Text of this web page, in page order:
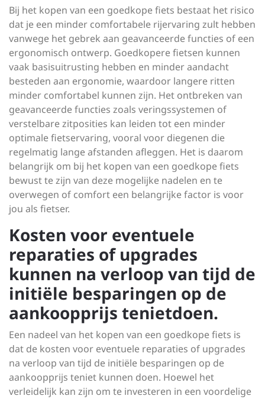
Bij het kopen van een goedkope fiets bestaat het risico
dat je een minder comfortabele rijervaring zult hebben
vanwege het gebrek aan geavanceerde functies of een
ergonomisch ontwerp. Goedkopere fietsen kunnen
vaak basisuitrusting hebben en minder aandacht
besteden aan ergonomie, waardoor langere ritten
minder comfortabel kunnen zijn. Het ontbreken van
geavanceerde functies zoals veringssystemen of
verstelbare zitposities kan leiden tot een minder
optimale fietservaring, vooral voor diegenen die
regelmatig lange afstanden afleggen. Het is daarom
belangrijk om bij het kopen van een goedkope fiets
bewust te zijn van deze mogelijke nadelen en te
overwegen of comfort een belangrijke factor is voor
jou als fietser.
Kosten voor eventuele
reparaties of upgrades
kunnen na verloop van tijd de
initiële besparingen op de
aankoopprijs tenietdoen.
Een nadeel van het kopen van een goedkope fiets is
dat de kosten voor eventuele reparaties of upgrades
na verloop van tijd de initiële besparingen op de
aankoopprijs teniet kunnen doen. Hoewel het
verleidelijk kan zijn om te investeren in een voordelige